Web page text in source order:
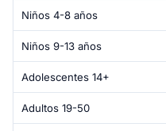
Niños 4-8 años
Niños 9-13 años
Adolescentes 14+
Adultos 19-50